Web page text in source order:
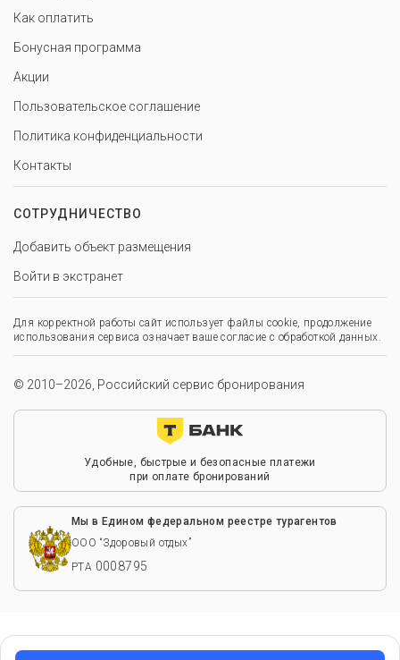
Как оплатить
Бонусная программа
Акции
Пользовательское соглашение
Политика конфиденциальности
Контакты
СОТРУДНИЧЕСТВО
Добавить объект размещения
Войти в экстранет
Для корректной работы сайт использует файлы cookie, продолжение
использования сервиса означает ваше согласие с обработкой данных.
© 2010–2026, Российский сервис бронирования
Удобные, быстрые и безопасные платежи
при оплате бронирований
Мы в Едином федеральном реестре турагентов
ООО “Здоровый отдых”
РТА 0008795